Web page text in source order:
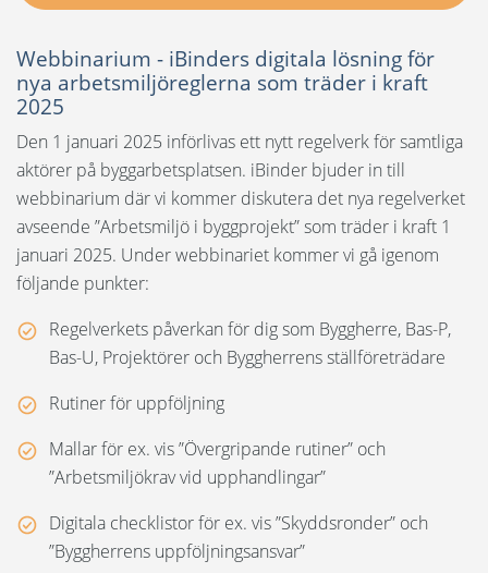
Norsk
Polski
United States
Spanska
Webbinarium - iBinders digitala lösning för
nya arbetsmiljöreglerna som träder i kraft
2025
Den 1 januari 2025 införlivas ett nytt regelverk för samtliga
aktörer på byggarbetsplatsen. iBinder bjuder in till
webbinarium där vi kommer diskutera det nya regelverket
avseende ”Arbetsmiljö i byggprojekt” som träder i kraft 1
januari 2025. Under webbinariet kommer vi gå igenom
följande punkter:
Regelverkets påverkan för dig som Byggherre, Bas-P,
Bas-U, Projektörer och Byggherrens ställföreträdare
Rutiner för uppföljning
Mallar för ex. vis ”Övergripande rutiner” och
”Arbetsmiljökrav vid upphandlingar”
Digitala checklistor för ex. vis ”Skyddsronder” och
”Byggherrens uppföljningsansvar”